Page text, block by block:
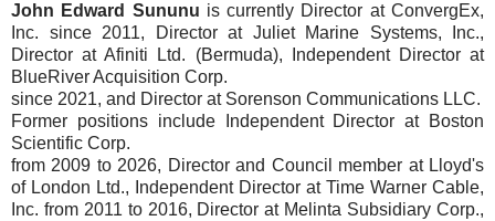
John Edward Sununu is currently Director at ConvergEx,
Inc. since 2011, Director at Juliet Marine Systems, Inc.,
Director at Afiniti Ltd. (Bermuda), Independent Director at
BlueRiver Acquisition Corp.
since 2021, and Director at Sorenson Communications LLC.
Former positions include Independent Director at Boston
Scientific Corp.
from 2009 to 2026, Director and Council member at Lloyd's
of London Ltd., Independent Director at Time Warner Cable,
Inc. from 2011 to 2016, Director at Melinta Subsidiary Corp.,